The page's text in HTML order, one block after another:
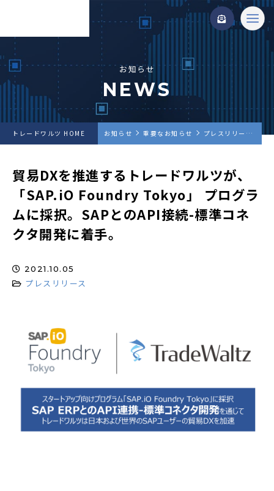
お知らせ
NEWS
トレードワルツ HOME お知らせ 重要なお知らせ プレスリリース 貿
貿易DXを推進するトレードワルツが、
「SAP.iO Foundry Tokyo」 プログラ
ムに採択。SAPとのAPI接続-標準コネ
クタ開発に着手。
2021.10.05
プレスリリース